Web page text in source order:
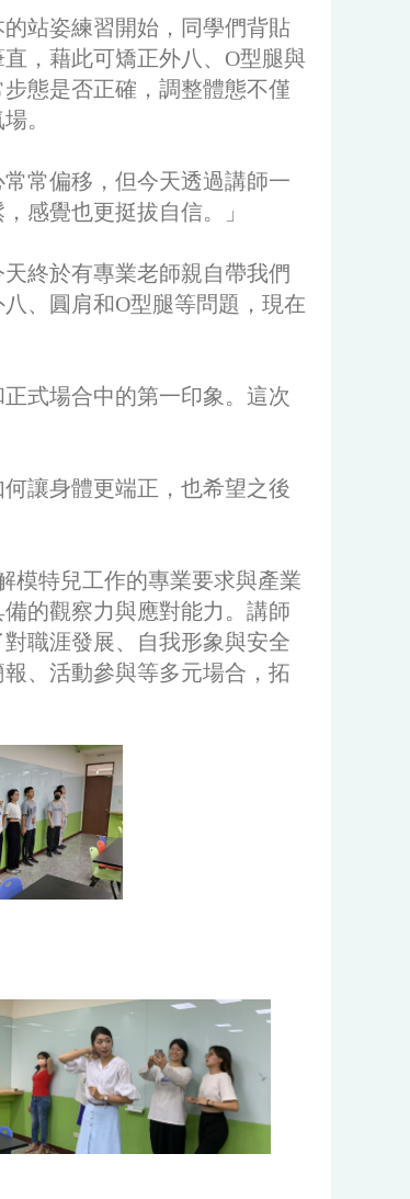
站姿練習開始，同學們背貼
，藉此可矯正外八、O型腿與
態是否正確，調整體態不僅
。
常偏移，但今天透過講師一
感覺也更挺拔自信。」
終於有專業老師親自帶我們
、圓肩和O型腿等問題，現在
式場合中的第一印象。這次
讓身體更端正，也希望之後
模特兒工作的專業要求與產業
的觀察力與應對能力。講師
職涯發展、自我形象與安全
、活動參與等多元場合，拓